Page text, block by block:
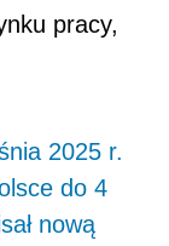
pracy,
2025 r.
do 4
nową